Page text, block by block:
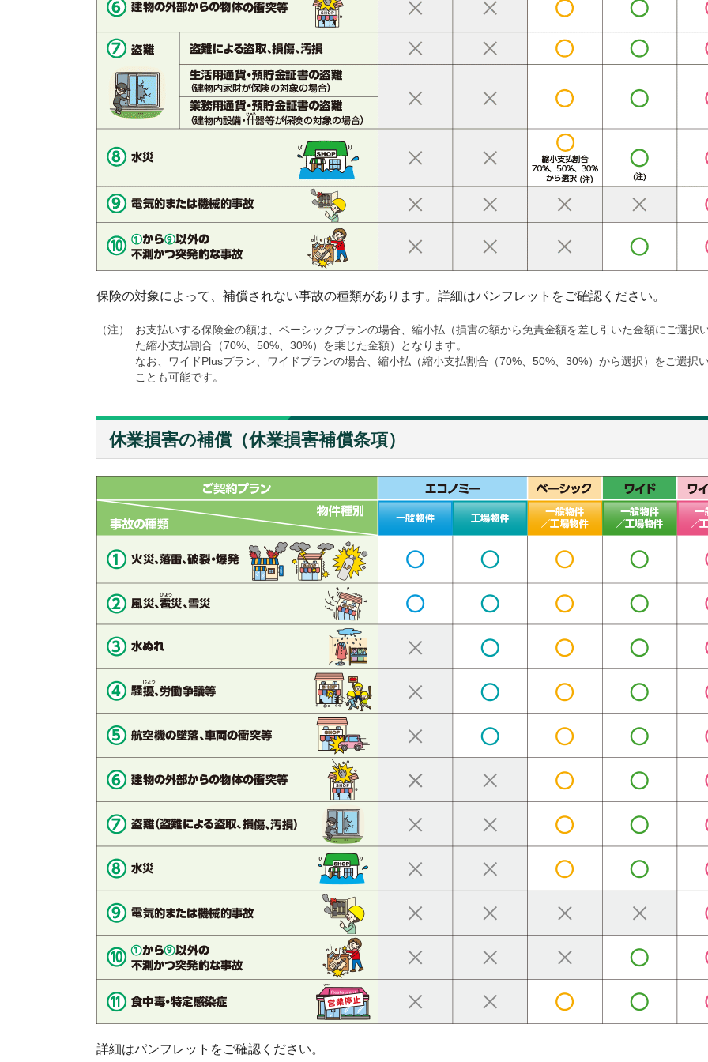
保険の対象によって、補償されない事故の種類があります。詳細はパンフレットをご確認ください。
（注）
お支払いする保険金の額は、ベーシックプランの場合、縮小払（損害の額から免責金額を差し引いた金額にご選択
た縮小支払割合（70%、50%、30%）を乗じた金額）となります。
なお、ワイドPlusプラン、ワイドプランの場合、縮小払（縮小支払割合（70%、50%、30%）から選択）をご選択
ことも可能です。
休業損害の補償（休業損害補償条項）
詳細はパンフレットをご確認ください。